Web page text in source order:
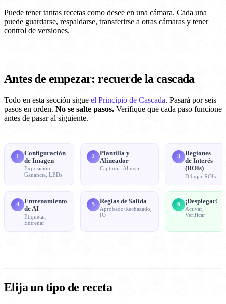
Puede tener tantas recetas como desee en una cámara. Cada una
puede guardarse, respaldarse, transferirse a otras cámaras y tener
control de versiones.
Antes de empezar: recuerde la cascada
Todo en esta sección sigue el Principio de Cascada. Pasará por seis
pasos en orden. No se salte pasos. Verifique que cada paso funcione
antes de pasar al siguiente.
1
Configuración
de Imagen
Exposición,
Ganancia, LEDs
2
Plantilla y
Alineador
Capturar, Alinear
3
Regiones
de Interés
(ROIs)
Dibujar ROIs
4
Entrenamiento
de AI
Etiquetar,
Entrenar
5 Reglas de Salida
Aprobado/Rechazado,
IO
6 ¡Desplegar!
Activar,
Verificar
Elija un tipo de receta